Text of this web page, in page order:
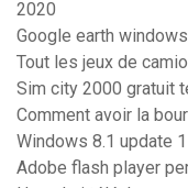
2020
Google earth
Tout les jeux de
Sim city 2000 gratuit
Comment avoir la
Windows 8.1 update
Adobe flash player